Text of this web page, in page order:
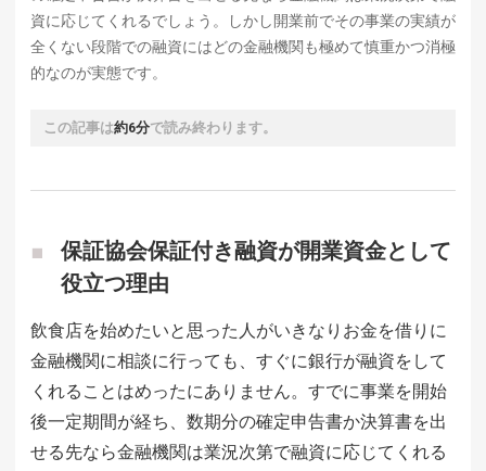
資に応じてくれるでしょう。しかし開業前でその事業の実績が
全くない段階での融資にはどの金融機関も極めて慎重かつ消極
的なのが実態です。
この記事は約6分で読み終わります。
保証協会保証付き融資が開業資金として
役立つ理由
飲食店を始めたいと思った人がいきなりお金を借りに
金融機関に相談に行っても、すぐに銀行が融資をして
くれることはめったにありません。すでに事業を開始
後一定期間が経ち、数期分の確定申告書か決算書を出
せる先なら金融機関は業況次第で融資に応じてくれる